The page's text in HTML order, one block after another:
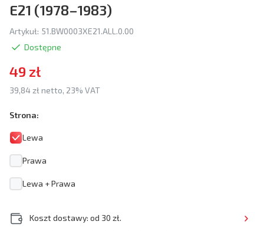
E21 (1978–1983)
Artykuł: 51.BW0003XE21.ALL.0.00
Dostępne
49 zł
39,84 zł netto, 23% VAT
Strona:
Lewa
Prawa
Lewa + Prawa
Koszt dostawy: od 30 zł.